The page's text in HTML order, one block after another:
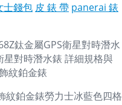
士錢包 皮 錶 帶 panerai 錶
鈦金屬GPS衛星對時潛水
星對時潛水錶 詳細規格與
紋鉑金錶
紋鉑金錶勞力士冰藍色四格